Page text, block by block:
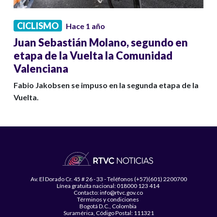
CICLISMO Hace 1 año
Juan Sebastián Molano, segundo en
etapa de la Vuelta la Comunidad
Valenciana
Fabio Jakobsen se impuso en la segunda etapa de la
Vuelta.
Av. El Dorado Cr. 45 # 26 - 33 - Teléfonos (+57)(601) 2200700
Línea gratuita nacional: 018000 123 414
Contacto: info@rtvc.gov.co
Términos y condiciones
Bogotá D.C., Colombia
Suramérica, Código Postal: 111321